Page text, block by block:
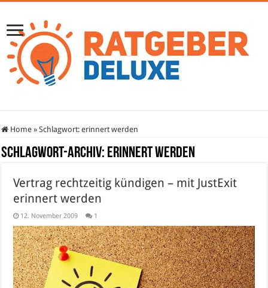
Home » Schlagwort:erinnert werden
Schlagwort-Archiv: erinnert werden
Vertrag rechtzeitig kündigen – mit JustExit
erinnert werden
12. November 2009 1